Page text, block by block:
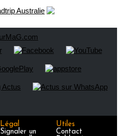
Légal
Signaler un
Utiles
Contact